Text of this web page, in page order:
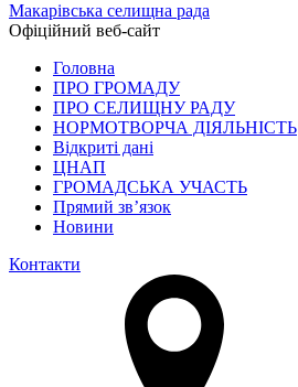
Макарівська селищна рада
Офіційний веб-сайт
Головна
ПРО ГРОМАДУ
ПРО СЕЛИЩНУ РАДУ
НОРМОТВОРЧА ДІЯЛЬНІСТЬ
Відкриті дані
ЦНАП
ГРОМАДСЬКА УЧАСТЬ
Прямий зв’язок
Новини
Контакти